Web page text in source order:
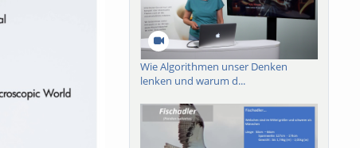
Wie Algorithmen unser Denken
lenken und warum d...